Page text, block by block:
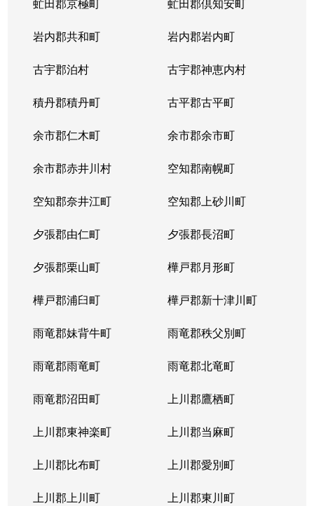
岩内郡共和町 岩内郡岩内町
古宇郡泊村 古宇郡神恵内村
積丹郡積丹町 古平郡古平町
余市郡仁木町 余市郡余市町
余市郡赤井川村 空知郡南幌町
空知郡奈井江町 空知郡上砂川町
夕張郡由仁町 夕張郡長沼町
夕張郡栗山町 樺戸郡月形町
樺戸郡浦臼町 樺戸郡新十津川町
雨竜郡妹背牛町 雨竜郡秩父別町
雨竜郡雨竜町 雨竜郡北竜町
雨竜郡沼田町 上川郡鷹栖町
上川郡東神楽町 上川郡当麻町
上川郡比布町 上川郡愛別町
上川郡上川町 上川郡東川町